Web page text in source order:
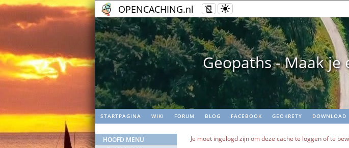
OPENCACHING.nl
Geopaths - Maak je
STARTPAGINA WIKI FORUM BLOG FACEBOOK GEOKRETY DOWNLOAD
HOOFD MENU
Je moet ingelogd zijn om deze cache te loggen of te